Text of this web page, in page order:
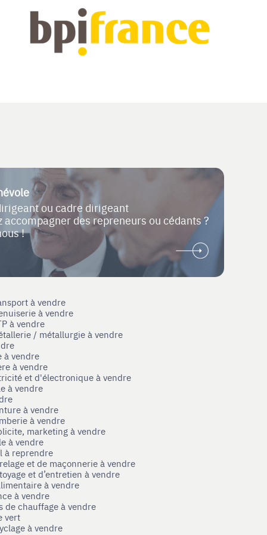
ou cadre dirigeant
accompagner des repreneurs ou cédants ?
!
à vendre
à vendre
à vendre
/ métallurgie à vendre
à vendre
à vendre
et d'électronique à vendre
à vendre
à vendre
à vendre
marketing à vendre
à vendre
à reprendre
et de maçonnerie à vendre
et d’entretien à vendre
à vendre
à vendre
de chauffage à vendre
vert
à vendre